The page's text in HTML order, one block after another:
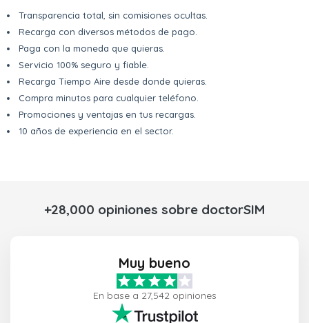
Transparencia total, sin comisiones ocultas.
Recarga con diversos métodos de pago.
Paga con la moneda que quieras.
Servicio 100% seguro y fiable.
Recarga Tiempo Aire desde donde quieras.
Compra minutos para cualquier teléfono.
Promociones y ventajas en tus recargas.
10 años de experiencia en el sector.
+28,000 opiniones sobre doctorSIM
Muy bueno
En base a 27,542 opiniones